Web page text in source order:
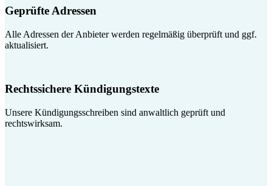
Geprüfte Adressen
Alle Adressen der Anbieter werden regelmäßig überprüft und ggf.
aktualisiert.
Rechtssichere Kündigungstexte
Unsere Kündigungsschreiben sind anwaltlich geprüft und
rechtswirksam.